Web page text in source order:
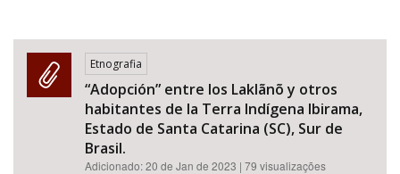
Etnografia
“Adopción” entre los Laklãnõ y otros
habitantes de la Terra Indígena Ibirama,
Estado de Santa Catarina (SC), Sur de
Brasil.
Adicionado:20 de Jan de 2023 | 79 visualizações